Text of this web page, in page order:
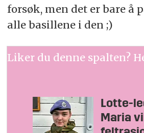
forsøk, men det er bare å
alle basillene i den ;)
Liker du denne spalten?
Lotte-
Maria